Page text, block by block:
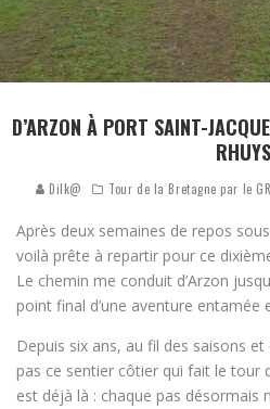
D’ARZON À PORT SAINT-
RHUYS
Dilk@ Tour de la Bretagne par le
Après deux semaines de repos
voilà prête à repartir pour ce
Le chemin me conduit d’Arzon
point final d’une aventure entamée
Depuis six ans, au fil des saisons et
pas ce sentier côtier qui fait le tour
est déjà là : chaque pas désormais